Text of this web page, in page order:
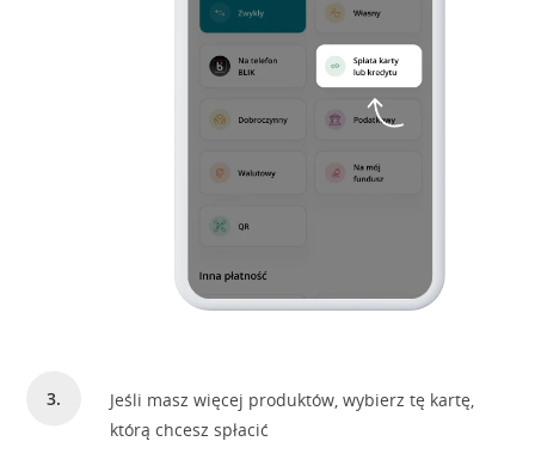
Jeśli masz więcej produktów, wybierz tę kartę,
którą chcesz spłacić